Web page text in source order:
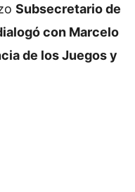
Subsecretario de
con Marcelo
de los Juegos y